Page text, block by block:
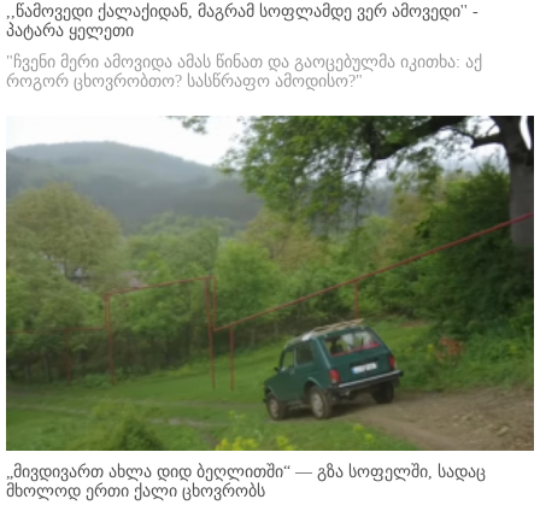
,,წამოვედი ქალაქიდან, მაგრამ სოფლამდე ვერ ამოვედი'' -
პატარა ყელეთი
"ჩვენი მერი ამოვიდა ამას წინათ და გაოცებულმა იკითხა: აქ
როგორ ცხოვრობთო? სასწრაფო ამოდისო?"
„მივდივართ ახლა დიდ ბეღლითში“ — გზა სოფელში, სადაც
მხოლოდ ერთი ქალი ცხოვრობს